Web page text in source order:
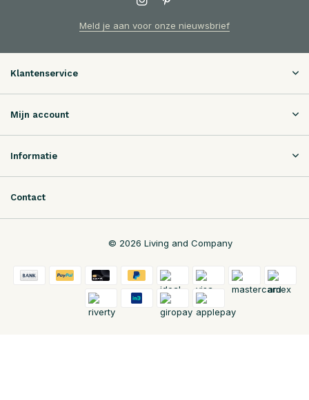
Meld je aan voor onze nieuwsbrief
Klantenservice
Mijn account
Informatie
Contact
© 2026 Living and Company